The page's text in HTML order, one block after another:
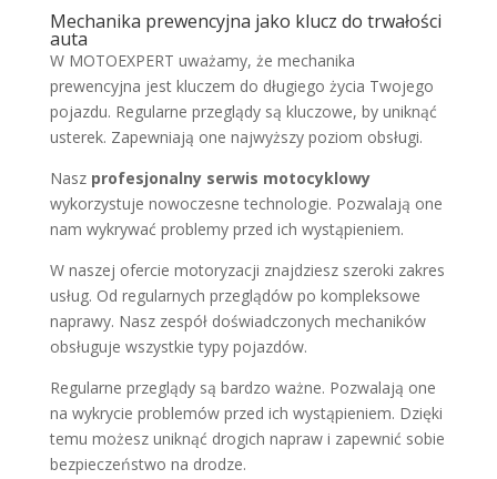
Mechanika prewencyjna jako klucz do trwałości
auta
W MOTOEXPERT uważamy, że mechanika
prewencyjna jest kluczem do długiego życia Twojego
pojazdu. Regularne przeglądy są kluczowe, by uniknąć
usterek. Zapewniają one najwyższy poziom obsługi.
Nasz profesjonalny serwis motocyklowy
wykorzystuje nowoczesne technologie. Pozwalają one
nam wykrywać problemy przed ich wystąpieniem.
W naszej ofercie motoryzacji znajdziesz szeroki zakres
usług. Od regularnych przeglądów po kompleksowe
naprawy. Nasz zespół doświadczonych mechaników
obsługuje wszystkie typy pojazdów.
Regularne przeglądy są bardzo ważne. Pozwalają one
na wykrycie problemów przed ich wystąpieniem. Dzięki
temu możesz uniknąć drogich napraw i zapewnić sobie
bezpieczeństwo na drodze.